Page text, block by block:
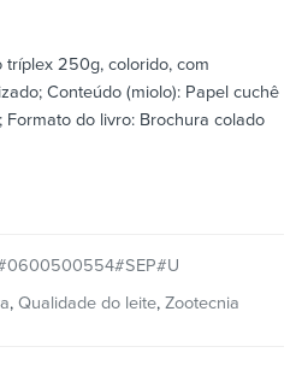
tríplex 250g, colorido, com
Conteúdo (miolo): Papel cuchê
do livro: Brochura colado
, Qualidade do leite, Zootecnia